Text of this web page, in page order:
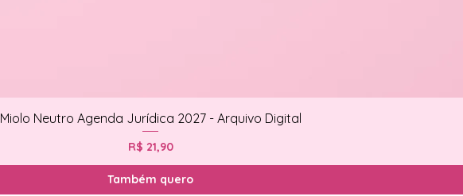
Miolo Neutro Agenda Jurídica 2027 - Arquivo Digital
Preço
R$ 21,90
Também quero